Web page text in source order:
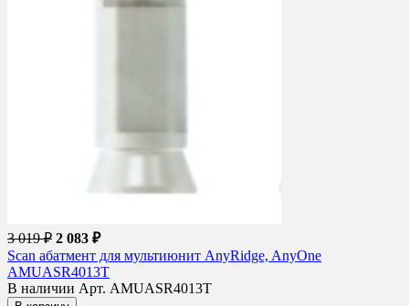
3 019 ₽ 2 083 ₽
Scan абатмент для мультиюнит AnyRidge, AnyOne
AMUASR4013T
В наличии Арт. AMUASR4013T